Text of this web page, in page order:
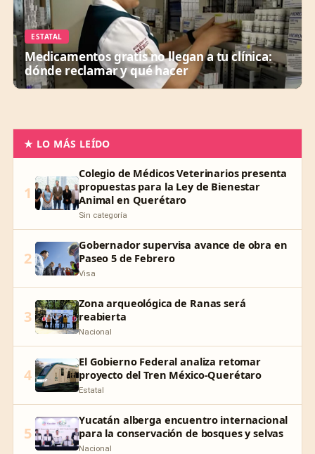
ESTATAL
Medicamentos gratis no llegan a tu clínica:
dónde reclamar y qué hacer
★ LO MÁS LEÍDO
1
Colegio de Médicos Veterinarios presenta
propuestas para la Ley de Bienestar
Animal en Querétaro
Sin categoría
2
Gobernador supervisa avance de obra en
Paseo 5 de Febrero
Visa
3
Zona arqueológica de Ranas será
reabierta
Nacional
4
El Gobierno Federal analiza retomar
proyecto del Tren México-Querétaro
Estatal
5
Yucatán alberga encuentro internacional
para la conservación de bosques y selvas
Nacional